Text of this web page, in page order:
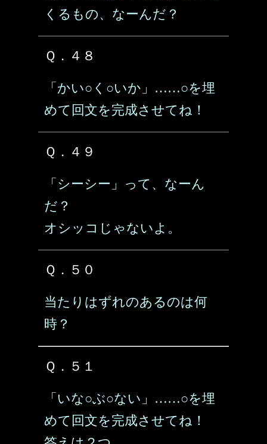
くるもの、なーんだ？
Ｑ．４８
「かい○く○いか」……○を埋
めて回文を完成させてね！
Ｑ．４９
「シーシー」って、なーん
だ？
オシッコじゃないよ。
Ｑ．５０
当たりはずれのあるのは何
時？
Ｑ．５１
「いな○ぶ○ない」……○を埋
めて回文を完成させてね！